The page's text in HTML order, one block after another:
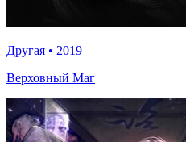
Другая • 2019
Верховный Маг